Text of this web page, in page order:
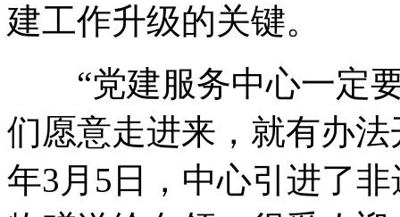
建工作升级的关键。
“党建服务中心一定要
们愿意走进来，就有办
年3月5日，中心引进了